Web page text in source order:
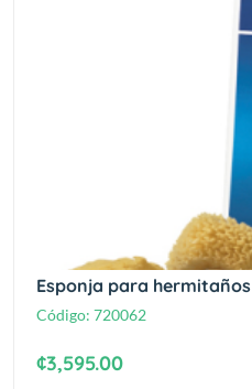
Esponja para hermitaños
Código: 720062
¢3,595.00